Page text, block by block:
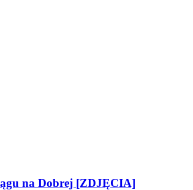
na Dobrej [ZDJĘCIA]